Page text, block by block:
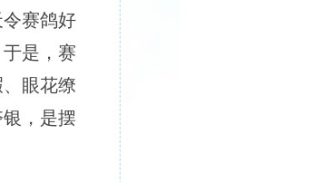
赛鸽好
是，赛
眼花缭
，是摆